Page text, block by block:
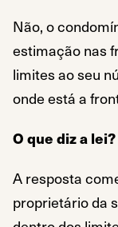
Não, o
estimação nas
limites ao seu
onde está a
O que diz a lei?
A resposta
proprietário da